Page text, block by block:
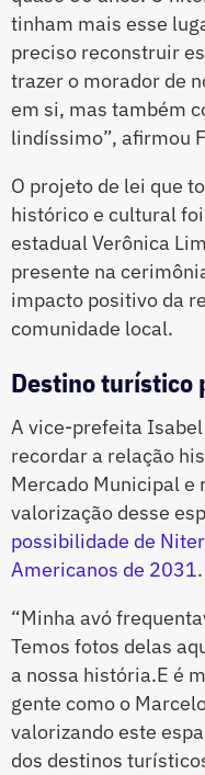
tinham mais esse
preciso reconstruir
trazer o morador de
em si, mas também
lindíssimo”, afirmou
O projeto de lei que
histórico e cultural
estadual Verônica
presente na
impacto positivo da
comunidade local.
Destino turístico
A vice-prefeita Isabel
recordar a relação
Mercado Municipal e
valorização desse
possibilidade de
Americanos de 2031.
“Minha avó
Temos fotos delas
a nossa história.E é
gente como o
valorizando este
dos destinos